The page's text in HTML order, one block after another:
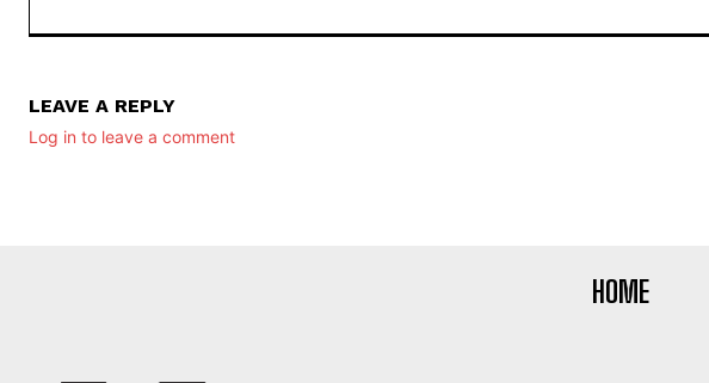
LEAVE A REPLY
Log in to leave a comment
HOME